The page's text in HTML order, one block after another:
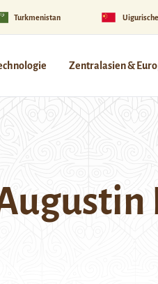
Turkmenistan
Zentralasien &